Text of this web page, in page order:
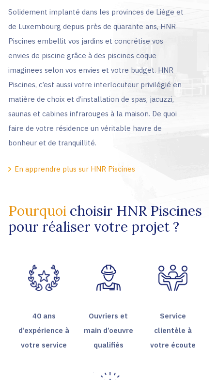
Solidement implanté dans les provinces de Liège et
de Luxembourg depuis près de quarante ans, HNR
Piscines embellit vos jardins et concrétise vos
envies de piscine grâce à des piscines coque
imaginees selon vos envies et votre budget. HNR
Piscines, c’est aussi votre interlocuteur privilégié en
matière de choix et d’installation de spas, jacuzzi,
saunas et cabines infrarouges à la maison. De quoi
faire de votre résidence un véritable havre de
bonheur et de tranquillité.
En apprendre plus sur HNR Piscines
Pourquoi choisir HNR Piscines
pour réaliser votre projet ?
40 ans
d’expérience à
votre service
Ouvriers et
main d’oeuvre
qualifiés
Service
clientèle à
votre écoute